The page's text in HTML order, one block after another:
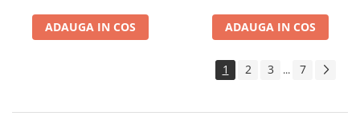
Accesorii instrumente de masura
Camere Termice
ADAUGA IN COS ADAUGA IN COS
1 2 3 ... 7